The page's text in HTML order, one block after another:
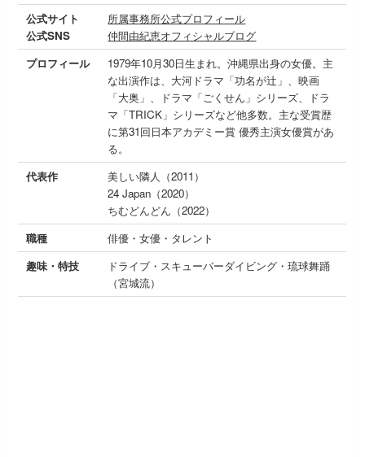
公式サイト
公式SNS
所属事務所公式プロフィール
仲間由紀恵オフィシャルブログ
プロフィール
1979年10月30日生まれ。沖縄県出身の女優。主
な出演作は、大河ドラマ「功名が辻」、映画
「大奥」、ドラマ「ごくせん」シリーズ、ドラ
マ「TRICK」シリーズなど他多数。主な受賞歴
に第31回日本アカデミー賞 優秀主演女優賞があ
る。
代表作
美しい隣人（2011）
24 Japan（2020）
ちむどんどん（2022）
職種
俳優・女優・タレント
趣味・特技
ドライブ・スキューバーダイビング・琉球舞踊
（宮城流）